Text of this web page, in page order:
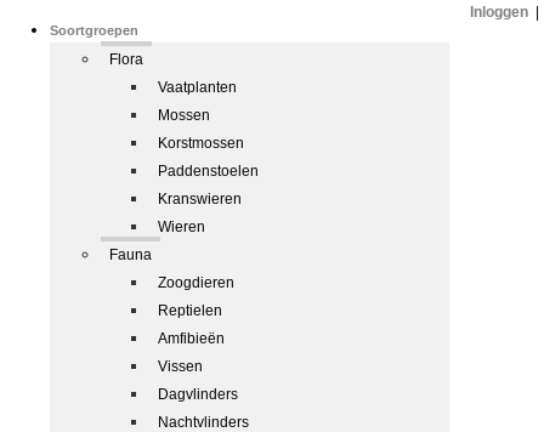
Soortgroepen
Flora
Vaatplanten
Mossen
Korstmossen
Paddenstoelen
Kranswieren
Wieren
Fauna
Zoogdieren
Reptielen
Amfibieën
Vissen
Dagvlinders
Nachtvlinders
Inloggen